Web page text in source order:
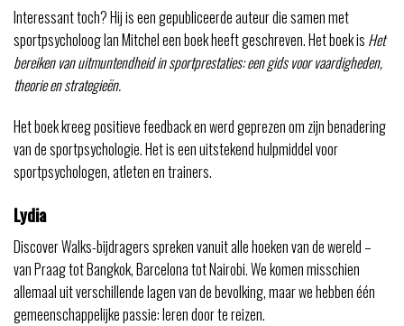
Interessant toch? Hij is een gepubliceerde auteur die samen met
sportpsycholoog Ian Mitchel een boek heeft geschreven. Het boek is Het
bereiken van uitmuntendheid in sportprestaties: een gids voor vaardigheden,
theorie en strategieën.
Het boek kreeg positieve feedback en werd geprezen om zijn benadering
van de sportpsychologie. Het is een uitstekend hulpmiddel voor
sportpsychologen, atleten en trainers.
Lydia
Discover Walks-bijdragers spreken vanuit alle hoeken van de wereld –
van Praag tot Bangkok, Barcelona tot Nairobi. We komen misschien
allemaal uit verschillende lagen van de bevolking, maar we hebben één
gemeenschappelijke passie: leren door te reizen.